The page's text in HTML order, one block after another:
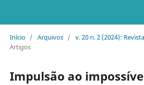
Início / Arquivos / v. 20 n. 2 (2024):
Artigos
Impulsão ao